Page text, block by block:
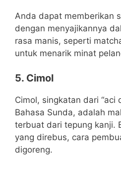
Anda dapat memberikan
dengan menyajikannya
rasa manis, seperti
untuk menarik minat
5. Cimol
Cimol, singkatan dari “aci
Bahasa Sunda, adalah
terbuat dari tepung kanji.
yang direbus, cara
digoreng.